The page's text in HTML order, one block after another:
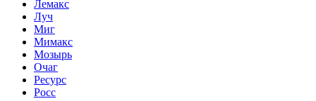
Лемакс
Луч
Миг
Мимакс
Мозырь
Очаг
Ресурс
Росс